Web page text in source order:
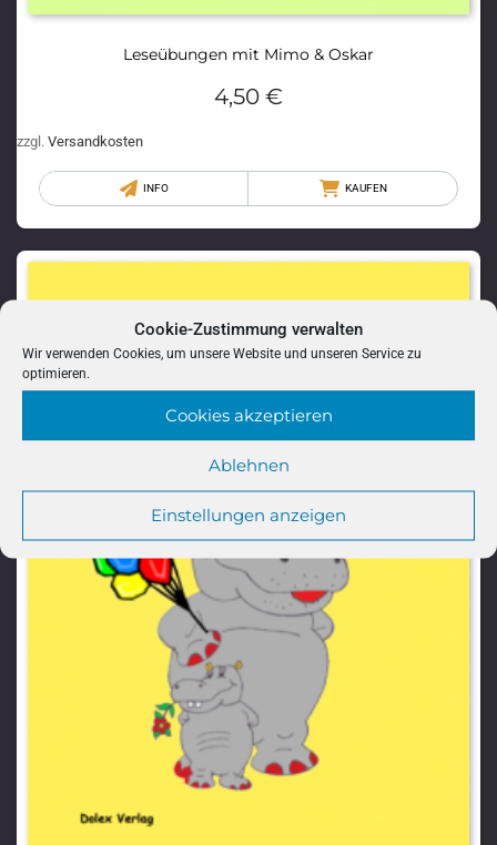
Cookie-Zustimmung verwalten
Wir verwenden Cookies, um unsere Website und unseren Service zu
optimieren.
Cookies akzeptieren
Ablehnen
Einstellungen anzeigen
Leseübungen mit Mimo & Oskar
4,50 €
zzgl. Versandkosten
INFO KAUFEN